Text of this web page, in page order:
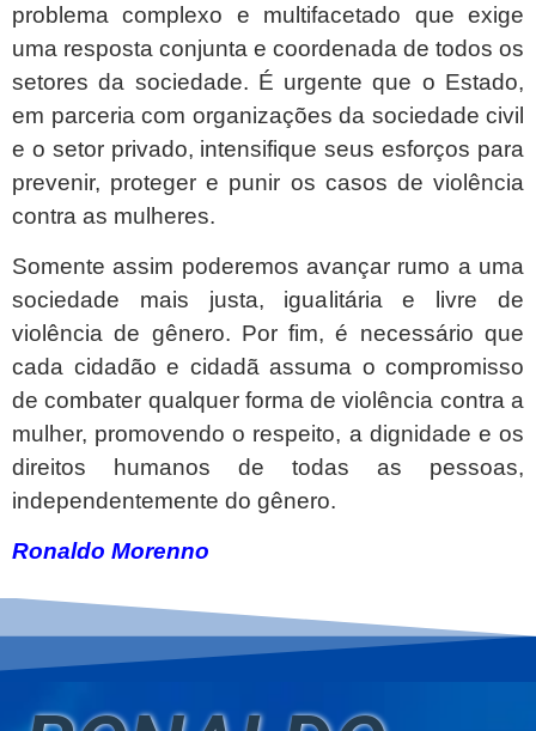
problema complexo e multifacetado que exige
uma resposta conjunta e coordenada de todos os
setores da sociedade. É urgente que o Estado,
em parceria com organizações da sociedade civil
e o setor privado, intensifique seus esforços para
prevenir, proteger e punir os casos de violência
contra as mulheres.
Somente assim poderemos avançar rumo a uma
sociedade mais justa, igualitária e livre de
violência de gênero. Por fim, é necessário que
cada cidadão e cidadã assuma o compromisso
de combater qualquer forma de violência contra a
mulher, promovendo o respeito, a dignidade e os
direitos humanos de todas as pessoas,
independentemente do gênero.
Ronaldo Morenno